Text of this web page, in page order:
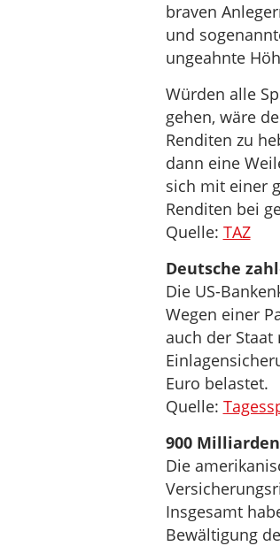
braven
und
ungeahnte
Würden alle
gehen, wäre
Renditen zu
dann eine
sich mit einer
Renditen bei
Quelle: TAZ
Deutsche
Die US-
Wegen einer
auch der
Euro belastet.
Quelle:
900
Die
Insgesamt
Bewältigung